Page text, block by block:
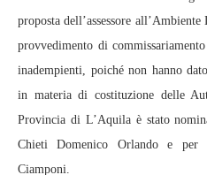
proposta dell’assessore
provvedimento di
inadempienti, poiché non hanno
in materia di costituzione delle
Provincia di L’Aquila è stato
Chieti Domenico Orlando e
Ciamponi.